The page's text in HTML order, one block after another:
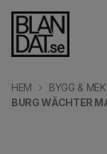
HEM BYGG & MEK
BURG WÄCHTER